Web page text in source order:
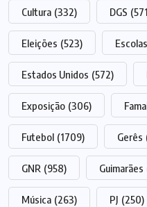
Cultura (332) DGS
Eleições (523) Escolas
Estados Unidos (572)
Exposição (306)
Futebol (1709) Gerês
GNR (958) Guimarães
Música (263) PJ (250)